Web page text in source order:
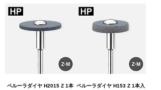
ペルーラダイヤ H2015 Z 1本 ペルーラダイヤ H153 Z 1本入